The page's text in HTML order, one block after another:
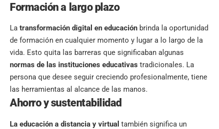
Formación a largo plazo
La transformación digital en educación brinda la oportunidad
de formación en cualquier momento y lugar a lo largo de la
vida. Esto quita las barreras que significaban algunas
normas de las instituciones educativas tradicionales. La
persona que desee seguir creciendo profesionalmente, tiene
las herramientas al alcance de las manos.
Ahorro y sustentabilidad
La educación a distancia y virtual también significa un